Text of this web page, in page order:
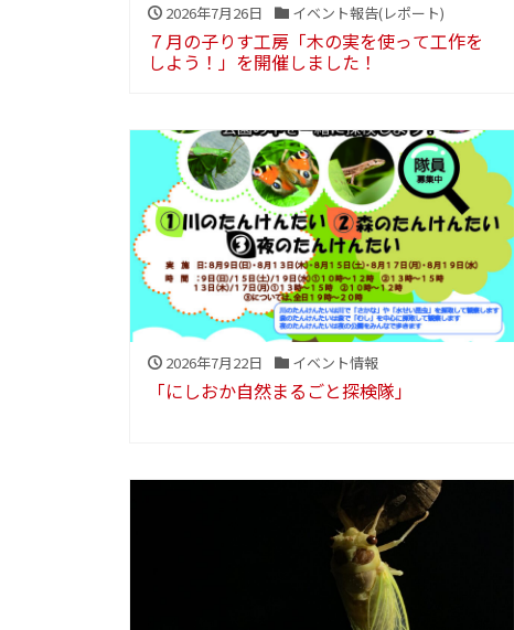
2026年7月26日 イベント報告(レポート)
７月の子りす工房「木の実を使って工作を
しよう！」を開催しました！
2026年7月22日 イベント情報
「にしおか自然まるごと探検隊」